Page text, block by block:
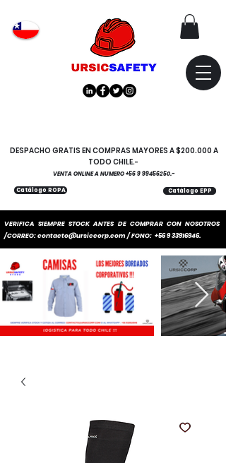
VERIFICA SIEMPRE STOCK ANTES DE COMPRAR CON NOSOTROS
/CORREO:contacto@ursiccorp.com/ FONO: +56 9 33916946.
Catálogo EPP
Catálogo ROPA
DESPACHO GRATIS EN COMPRAS MAYORES A $200.000 A
TODO CHILE.-
VENTA ONLINE A NUMERO+56 9 99456250.-